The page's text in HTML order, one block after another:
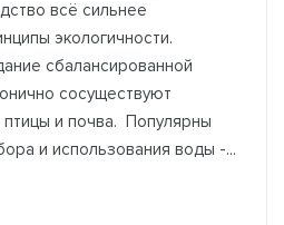
всё сильнее
экологичности.
сбалансированной
сосуществуют
и почва. Популярны
и использования воды -...